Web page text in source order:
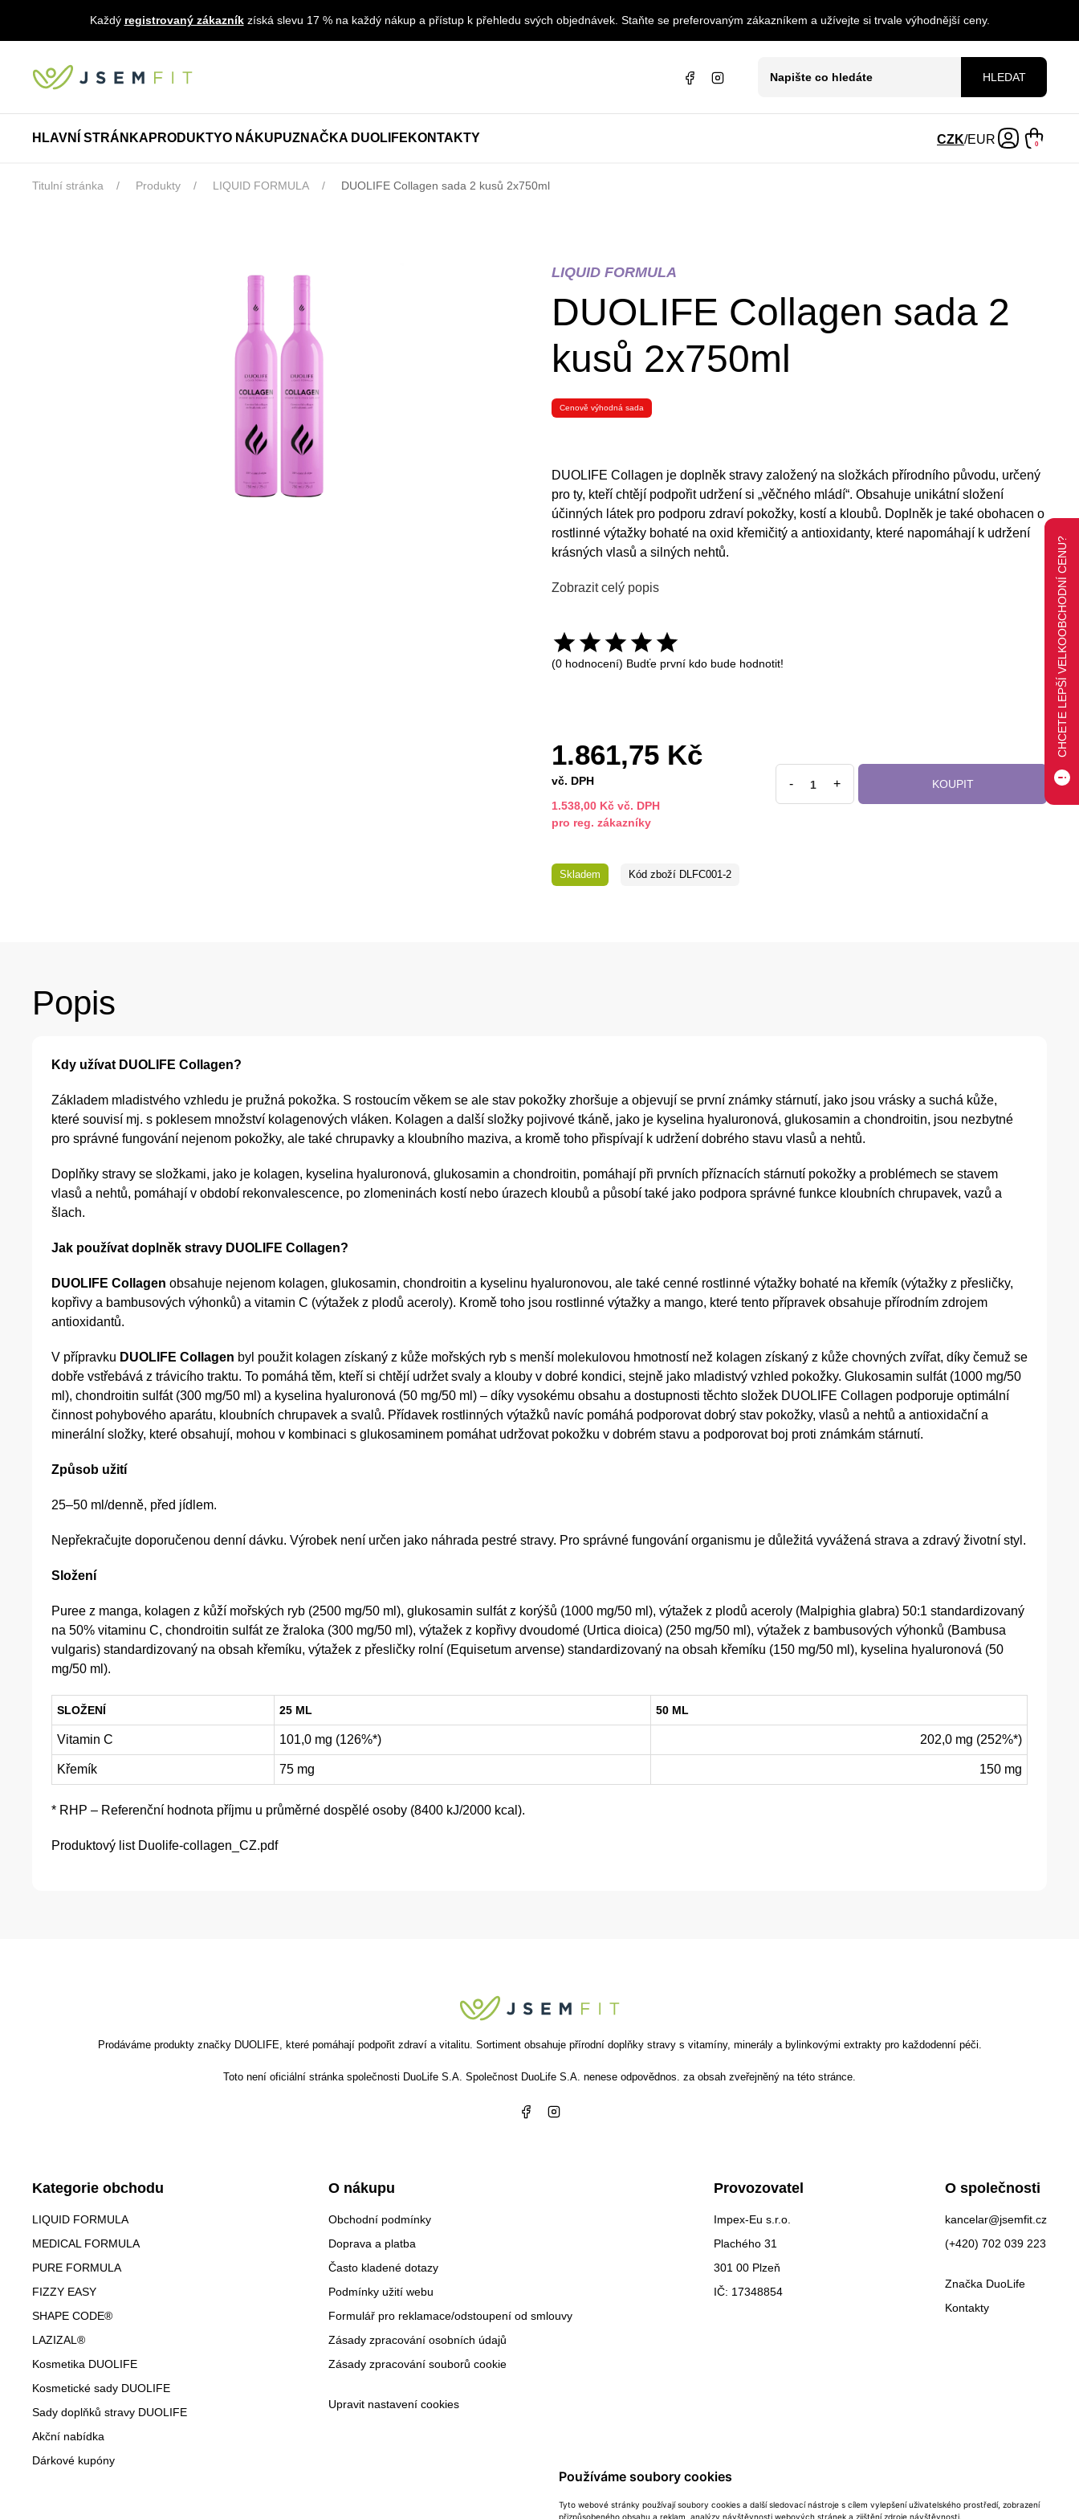
Používáme soubory cookies
Tyto webové stránky používají soubory cookies a další sledovací nástroje s cílem vylepšení uživatelského prostředí, zobrazení
přizpůsobeného obsahu a reklam, analýzy návštěvnosti webových stránek a zjištění zdroje návštěvnosti.
Každý registrovaný zákazníkzíská slevu 17 % na každý nákup a přístup k přehledu svých objednávek. Staňte se preferovaným zákazníkem a užívejte si trvale výhodnější ceny.
HLEDAT
HLAVNÍ STRÁNKA PRODUKTYO NÁKUPUZNAČKA DUOLIFE KONTAKTY CZK/EUR 0
Titulní stránka Produkty LIQUID FORMULA DUOLIFE Collagen sada 2 kusů 2x750ml
LIQUID FORMULA
DUOLIFE Collagen sada 2
kusů 2x750ml
Cenově výhodná sada
DUOLIFE Collagen je doplněk stravy založený na složkách přírodního původu, určený
pro ty, kteří chtějí podpořit udržení si „věčného mládí“. Obsahuje unikátní složení
účinných látek pro podporu zdraví pokožky, kostí a kloubů. Doplněk je také obohacen o
rostlinné výtažky bohaté na oxid křemičitý a antioxidanty, které napomáhají k udržení
krásných vlasů a silných nehtů.
Zobrazit celý popis
(0 hodnocení) Budťe první kdo bude hodnotit!
1.861,75 Kč
vč. DPH
1.538,00 Kč vč. DPH
pro reg. zákazníky
- + KOUPIT
Skladem Kód zboží DLFC001-2
Popis
Kdy užívat DUOLIFE Collagen?
Základem mladistvého vzhledu je pružná pokožka. S rostoucím věkem se ale stav pokožky zhoršuje a objevují se první známky stárnutí, jako jsou vrásky a suchá kůže,
které souvisí mj. s poklesem množství kolagenových vláken. Kolagen a další složky pojivové tkáně, jako je kyselina hyaluronová, glukosamin a chondroitin, jsou nezbytné
pro správné fungování nejenom pokožky, ale také chrupavky a kloubního maziva, a kromě toho přispívají k udržení dobrého stavu vlasů a nehtů.
Doplňky stravy se složkami, jako je kolagen, kyselina hyaluronová, glukosamin a chondroitin, pomáhají při prvních příznacích stárnutí pokožky a problémech se stavem
vlasů a nehtů, pomáhají v období rekonvalescence, po zlomeninách kostí nebo úrazech kloubů a působí také jako podpora správné funkce kloubních chrupavek, vazů a
šlach.
Jak používat doplněk stravy DUOLIFE Collagen?
DUOLIFE Collagen obsahuje nejenom kolagen, glukosamin, chondroitin a kyselinu hyaluronovou, ale také cenné rostlinné výtažky bohaté na křemík (výtažky z přesličky,
kopřivy a bambusových výhonků) a vitamin C (výtažek z plodů aceroly). Kromě toho jsou rostlinné výtažky a mango, které tento přípravek obsahuje přírodním zdrojem
antioxidantů.
V přípravku DUOLIFE Collagen byl použit kolagen získaný z kůže mořských ryb s menší molekulovou hmotností než kolagen získaný z kůže chovných zvířat, díky čemuž se
dobře vstřebává z trávicího traktu. To pomáhá těm, kteří si chtějí udržet svaly a klouby v dobré kondici, stejně jako mladistvý vzhled pokožky. Glukosamin sulfát (1000 mg/50
ml), chondroitin sulfát (300 mg/50 ml) a kyselina hyaluronová (50 mg/50 ml) – díky vysokému obsahu a dostupnosti těchto složek DUOLIFE Collagen podporuje optimální
činnost pohybového aparátu, kloubních chrupavek a svalů. Přídavek rostlinných výtažků navíc pomáhá podporovat dobrý stav pokožky, vlasů a nehtů a antioxidační a
minerální složky, které obsahují, mohou v kombinaci s glukosaminem pomáhat udržovat pokožku v dobrém stavu a podporovat boj proti známkám stárnutí.
Způsob užití
25–50 ml/denně, před jídlem.
Nepřekračujte doporučenou denní dávku. Výrobek není určen jako náhrada pestré stravy. Pro správné fungování organismu je důležitá vyvážená strava a zdravý životní styl.
Složení
Puree z manga, kolagen z kůží mořských ryb (2500 mg/50 ml), glukosamin sulfát z korýšů (1000 mg/50 ml), výtažek z plodů aceroly (Malpighia glabra) 50:1 standardizovaný
na 50% vitaminu C, chondroitin sulfát ze žraloka (300 mg/50 ml), výtažek z kopřivy dvoudomé (Urtica dioica) (250 mg/50 ml), výtažek z bambusových výhonků (Bambusa
vulgaris) standardizovaný na obsah křemíku, výtažek z přesličky rolní (Equisetum arvense) standardizovaný na obsah křemíku (150 mg/50 ml), kyselina hyaluronová (50
mg/50 ml).
SLOŽENÍ 25 ML 50 ML
Vitamin C 101,0 mg (126%*) 202,0 mg (252%*)
Křemík 75 mg 150 mg
* RHP – Referenční hodnota příjmu u průměrné dospělé osoby (8400 kJ/2000 kcal).
Produktový list Duolife-collagen_CZ.pdf
Prodáváme produkty značky DUOLIFE, které pomáhají podpořit zdraví a vitalitu. Sortiment obsahuje přírodní doplňky stravy s vitamíny, minerály a bylinkovými extrakty pro každodenní péči.
Toto není oficiální stránka společnosti DuoLife S.A. Společnost DuoLife S.A. nenese odpovědnos. za obsah zveřejněný na této stránce.
Kategorie obchodu
LIQUID FORMULA
MEDICAL FORMULA
PURE FORMULA
FIZZY EASY
SHAPE CODE®
LAZIZAL®
Kosmetika DUOLIFE
Kosmetické sady DUOLIFE
Sady doplňků stravy DUOLIFE
Akční nabídka
Dárkové kupóny
O nákupu
Obchodní podmínky
Doprava a platba
Často kladené dotazy
Podmínky užití webu
Formulář pro reklamace/odstoupení od smlouvy
Zásady zpracování osobních údajů
Zásady zpracování souborů cookie
Upravit nastavení cookies
Provozovatel
Impex-Eu s.r.o.
Plachého 31
301 00 Plzeň
IČ: 17348854
O společnosti
kancelar@jsemfit.cz
(+420) 702 039 223
Značka DuoLife
Kontakty
CHCETE LEPŠÍ VELKOOBCHODNÍ CENU?